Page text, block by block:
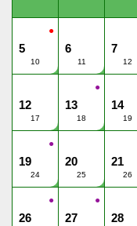
●
5
10
6
11
7
12
12
17
●
13
18
14
19
●
19
24
20
25
21
26
●
26
●
27 28